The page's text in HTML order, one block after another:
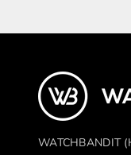
WATCHBANDIT